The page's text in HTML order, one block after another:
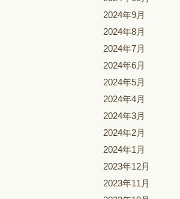
2024年9月
2024年8月
2024年7月
2024年6月
2024年5月
2024年4月
2024年3月
2024年2月
2024年1月
2023年12月
2023年11月